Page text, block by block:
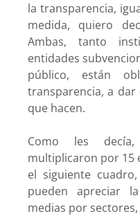
la transparencia,
medida, quiero
Ambas, tanto
entidades
público, están
transparencia, a
que hacen.
Como les
multiplicaron por 15
el siguiente
pueden apreciar
medias por